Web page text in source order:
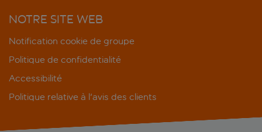
NOTRE SITE WEB
Notification cookie de groupe
Politique de confidentialité
Accessibilité
Politique relative à l'avis des clients